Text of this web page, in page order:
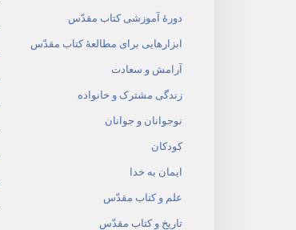
دورهٔ آموزشی کتاب مقدّس
ابزارهایی برای مطالعهٔ کتاب مقدّس
آرامش و سعادت
زندگی مشترک و خانواده
نوجوانان و جوانان
کودکان
ایمان به خدا
علم و کتاب مقدّس
تاریخ و کتاب مقدّس